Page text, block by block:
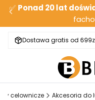
✅ Ponad 20 lat
Dostawa gratis od
celownicze Akcesoria do